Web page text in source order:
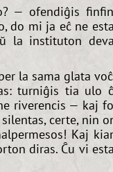
— ofendiĝis
do mi ja eĉ ne
la instituton
la sama glata
turniĝis tia ulo
riverencis — kaj
certe, nin
Kaj
diras. Ĉu vi